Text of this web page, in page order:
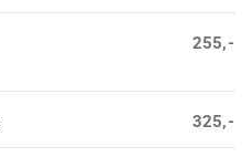
255,-
325,-